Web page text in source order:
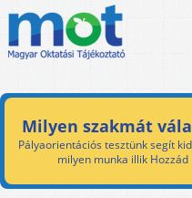
Milyen szakmát
Pályaorientációs tesztünk segít
milyen munka illik Hozzád